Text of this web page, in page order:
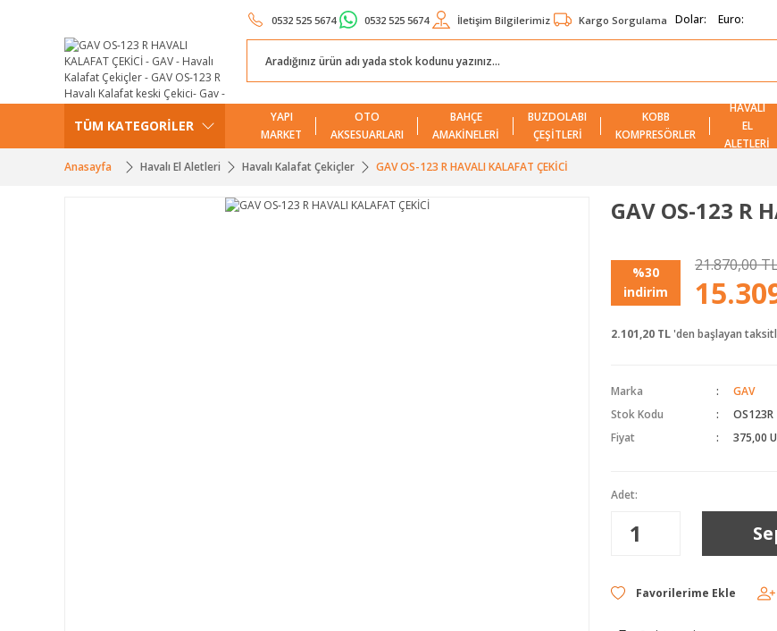
0532 525 5674 0532 525 5674 İletişim Bilgilerimiz Kargo Sorgulama Dolar: Euro:
TÜM KATEGORİLER
YAPI
MARKET
OTO
AKSESUARLARI
BAHÇE
AMAKİNELERİ
BUZDOLABI
ÇEŞİTLERİ
KOBB
KOMPRESÖRLER
HAVALI
EL
ALETLERİ
Anasayfa
Havalı El Aletleri Havalı Kalafat Çekiçler GAV OS-123 R HAVALI KALAFAT ÇEKİCİ
GAV OS-123 R
%30
indirim
21.870,00
2.101,20 TL'den başlayan
Marka
GAV
Stok Kodu
OS123R
Fiyat
375,00
Adet: